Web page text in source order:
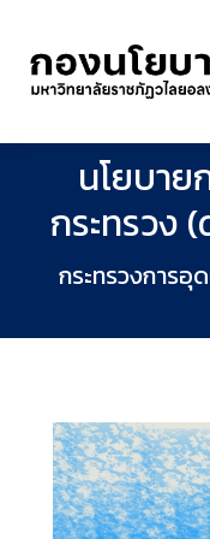
นโยบาย
กระทรวง
กระทรวงการอุ